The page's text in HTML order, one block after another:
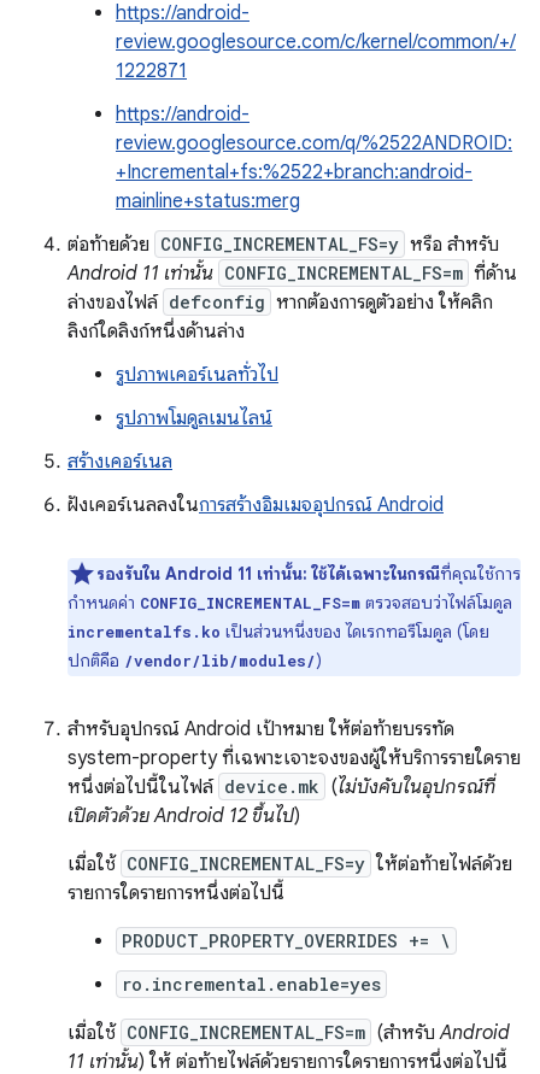
https://android-
review.googlesource.com/c/kernel/common/+/
1222871
https://android-
review.googlesource.com/q/%2522ANDROID:
+Incremental+fs:%2522+branch:android-
mainline+status:merg
ต่อท้ายด้วย CONFIG_INCREMENTAL_FS=y หรือ สำหรับ
Android 11 เท่านั้น CONFIG_INCREMENTAL_FS=m ที่ด้าน
ล่างของไฟล์ defconfig หากต้องการดูตัวอย่าง ให้คลิก
ลิงก์ใดลิงก์หนึ่งด้านล่าง
รูปภาพเคอร์เนลทั่วไป
รูปภาพโมดูลเมนไลน์
สร้างเคอร์เนล
ฝังเคอร์เนลลงในการสร้างอิมเมจอุปกรณ์ Android
รองรับใน Android 11 เท่านั้น: ใช้ได้เฉพาะในกรณีที่คุณใช้การ
กำหนดค่า CONFIG_INCREMENTAL_FS=m ตรวจสอบว่าไฟล์โมดูล
incrementalfs.ko เป็นส่วนหนึ่งของ ไดเรกทอรีโมดูล (โดย
ปกติคือ /vendor/lib/modules/)
สำหรับอุปกรณ์ Android เป้าหมาย ให้ต่อท้ายบรรทัด
system-property ที่เฉพาะเจาะจงของผู้ให้บริการรายใดราย
หนึ่งต่อไปนี้ในไฟล์ device.mk (ไม่บังคับในอุปกรณ์ที่
เปิดตัวด้วย Android 12 ขึ้นไป)
เมื่อใช้ CONFIG_INCREMENTAL_FS=y ให้ต่อท้ายไฟล์ด้วย
รายการใดรายการหนึ่งต่อไปนี้
PRODUCT_PROPERTY_OVERRIDES += \
ro.incremental.enable=yes
เมื่อใช้ CONFIG_INCREMENTAL_FS=m (สำหรับAndroid
11 เท่านั้น) ให้ ต่อท้ายไฟล์ด้วยรายการใดรายการหนึ่งต่อไปนี้